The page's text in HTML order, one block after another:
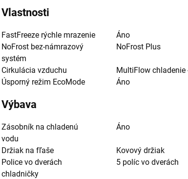
Vlastnosti
FastFreeze rýchle mrazenie
Áno
NoFrost bez-námrazový
systém
NoFrost Plus
Cirkulácia vzduchu
MultiFlow
Úsporný režim EcoMode
Áno
Výbava
Zásobník na chladenú
vodu
Áno
Držiak na fľaše
Kovový držiak
Police vo dverách
chladničky
5 políc vo dverách